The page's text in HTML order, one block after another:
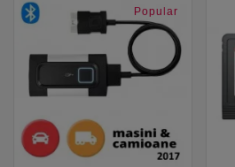
Popular